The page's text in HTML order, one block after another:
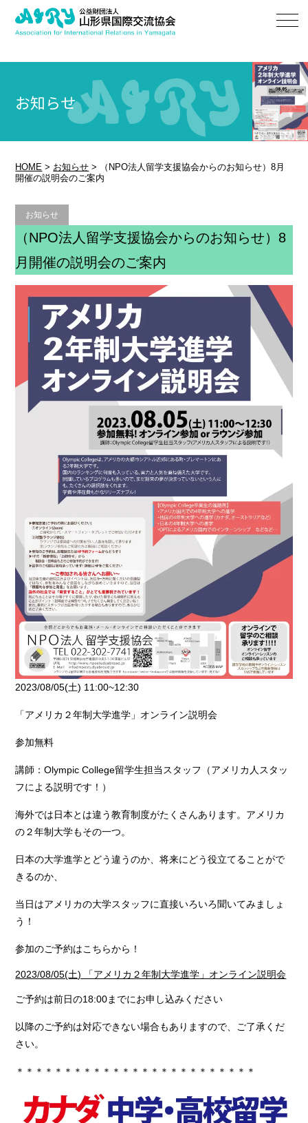
お知らせ
HOME > お知らせ >
（NPO法人留学支援協会からのお知らせ）8月
開催の説明会のご案内
お知らせ
（NPO法人留学支援協会からのお知らせ）8
月開催の説明会のご案内
2023/08/05(土) 11:00~12:30
「アメリカ２年制大学進学」オンライン説明会
参加無料
講師：Olympic College留学生担当スタッフ（アメリカ人スタッ
フによる説明です！）
海外では日本とは違う教育制度がたくさんあります。アメリカ
の２年制大学もその一つ。
日本の大学進学とどう違うのか、将来にどう役立てることがで
きるのか、
当日はアメリカの大学スタッフに直接いろいろ聞いてみましょ
う！
参加のご予約はこちらから！
2023/08/05(土) 「アメリカ２年制大学進学」オンライン説明会
ご予約は前日の18:00までにお申し込みください
以降のご予約は対応できない場合もありますので、ご了承くだ
さい。
＊＊＊＊＊＊＊＊＊＊＊＊＊＊＊＊＊＊＊＊＊＊＊＊＊